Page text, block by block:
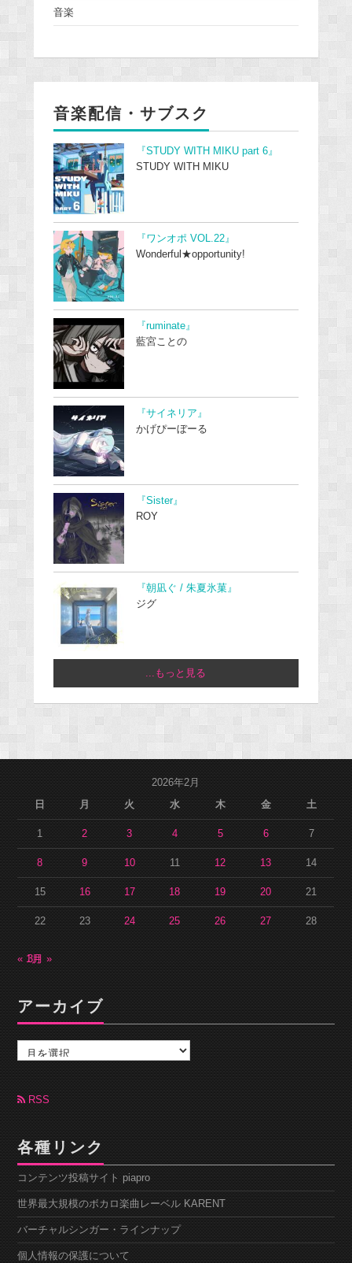
音楽
音楽配信・サブスク
『STUDY WITH MIKU part 6』
STUDY WITH MIKU
『ワンオポ VOL.22』
Wonderful★opportunity!
『ruminate』
藍宮ことの
『サイネリア』
かげぴーぼーる
『Sister』
ROY
『朝凪ぐ / 朱夏氷菓』
ジグ
...もっと見る
2026年2月
日
月 火 水 木 金 土
1 2 3 4 5 6 7
8 9 10 11 12 13 14
15 16 17 18 19 20 21
22 23 24 25 26 27 28
« 1月3月 »
アーカイブ
カ
ブRSS
各種リンク
コンテンツ投稿サイト piapro
世界最大規模のボカロ楽曲レーベル KARENT
バーチャルシンガー・ラインナップ
個人情報の保護について